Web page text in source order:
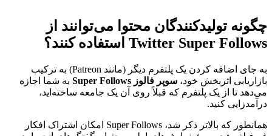
چگونه تولیدکنندگان محتوا می‌توانند از
Twitter Super Follows استفاده کنند؟
به جای اضافه کردن یک پلتفرم دیگر (مانند Patreon) به ترکیب
بازاریابی اثربخش خود، سوپر فالوز Super Follows
به شما اجازه
می‌دهد تا از یک پلتفرم که قبلاً روی آن یک جامعه ساخته‌اید،
درآمدزایی کنید.
همانطور که بالاتر ذکر شد، Super Follows امکان اشتراک افکار